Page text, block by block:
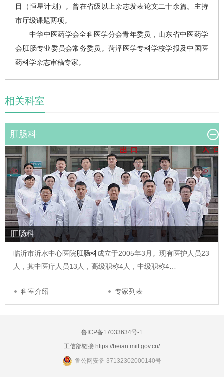
目（恒星计划）。曾在省级以上杂志发表论文二十余篇。主持
市厅级课题两项。
中华中医药学会全科医学分会青年委员，山东省中医药学
会肛肠专业委员会常务委员。菏泽医学专科学校学报及中国医
药科学杂志审稿专家。
相关科室
肛肠科
肛肠科
临沂市沂水中心医院肛肠科成立于2005年3月。现有医护人员23
人，其中医疗人员13人，高级职称4人，中级职称4…
科室介绍 专家列表
鲁ICP备17033634号-1
工信部链接:https://beian.miit.gov.cn/
鲁公网安备 37132302000140号